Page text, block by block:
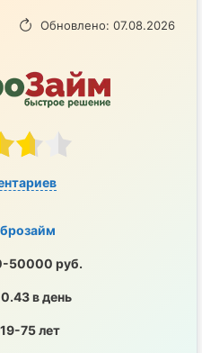
Обновлено: 07.08.2026
50000 руб.
в день
19-75 лет